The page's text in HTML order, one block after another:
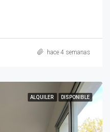
hace 4 semanas
ALQUILER DISPONIBLE